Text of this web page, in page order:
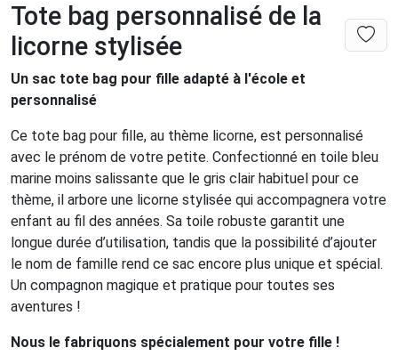
Tote bag personnalisé de la
licorne stylisée
Un sac tote bag pour fille adapté à l'école et
personnalisé
Ce tote bag pour fille, au thème licorne, est personnalisé
avec le prénom de votre petite. Confectionné en toile bleu
marine moins salissante que le gris clair habituel pour ce
thème, il arbore une licorne stylisée qui accompagnera votre
enfant au fil des années. Sa toile robuste garantit une
longue durée d’utilisation, tandis que la possibilité d’ajouter
le nom de famille rend ce sac encore plus unique et spécial.
Un compagnon magique et pratique pour toutes ses
aventures !
Nous le fabriquons spécialement pour votre fille !